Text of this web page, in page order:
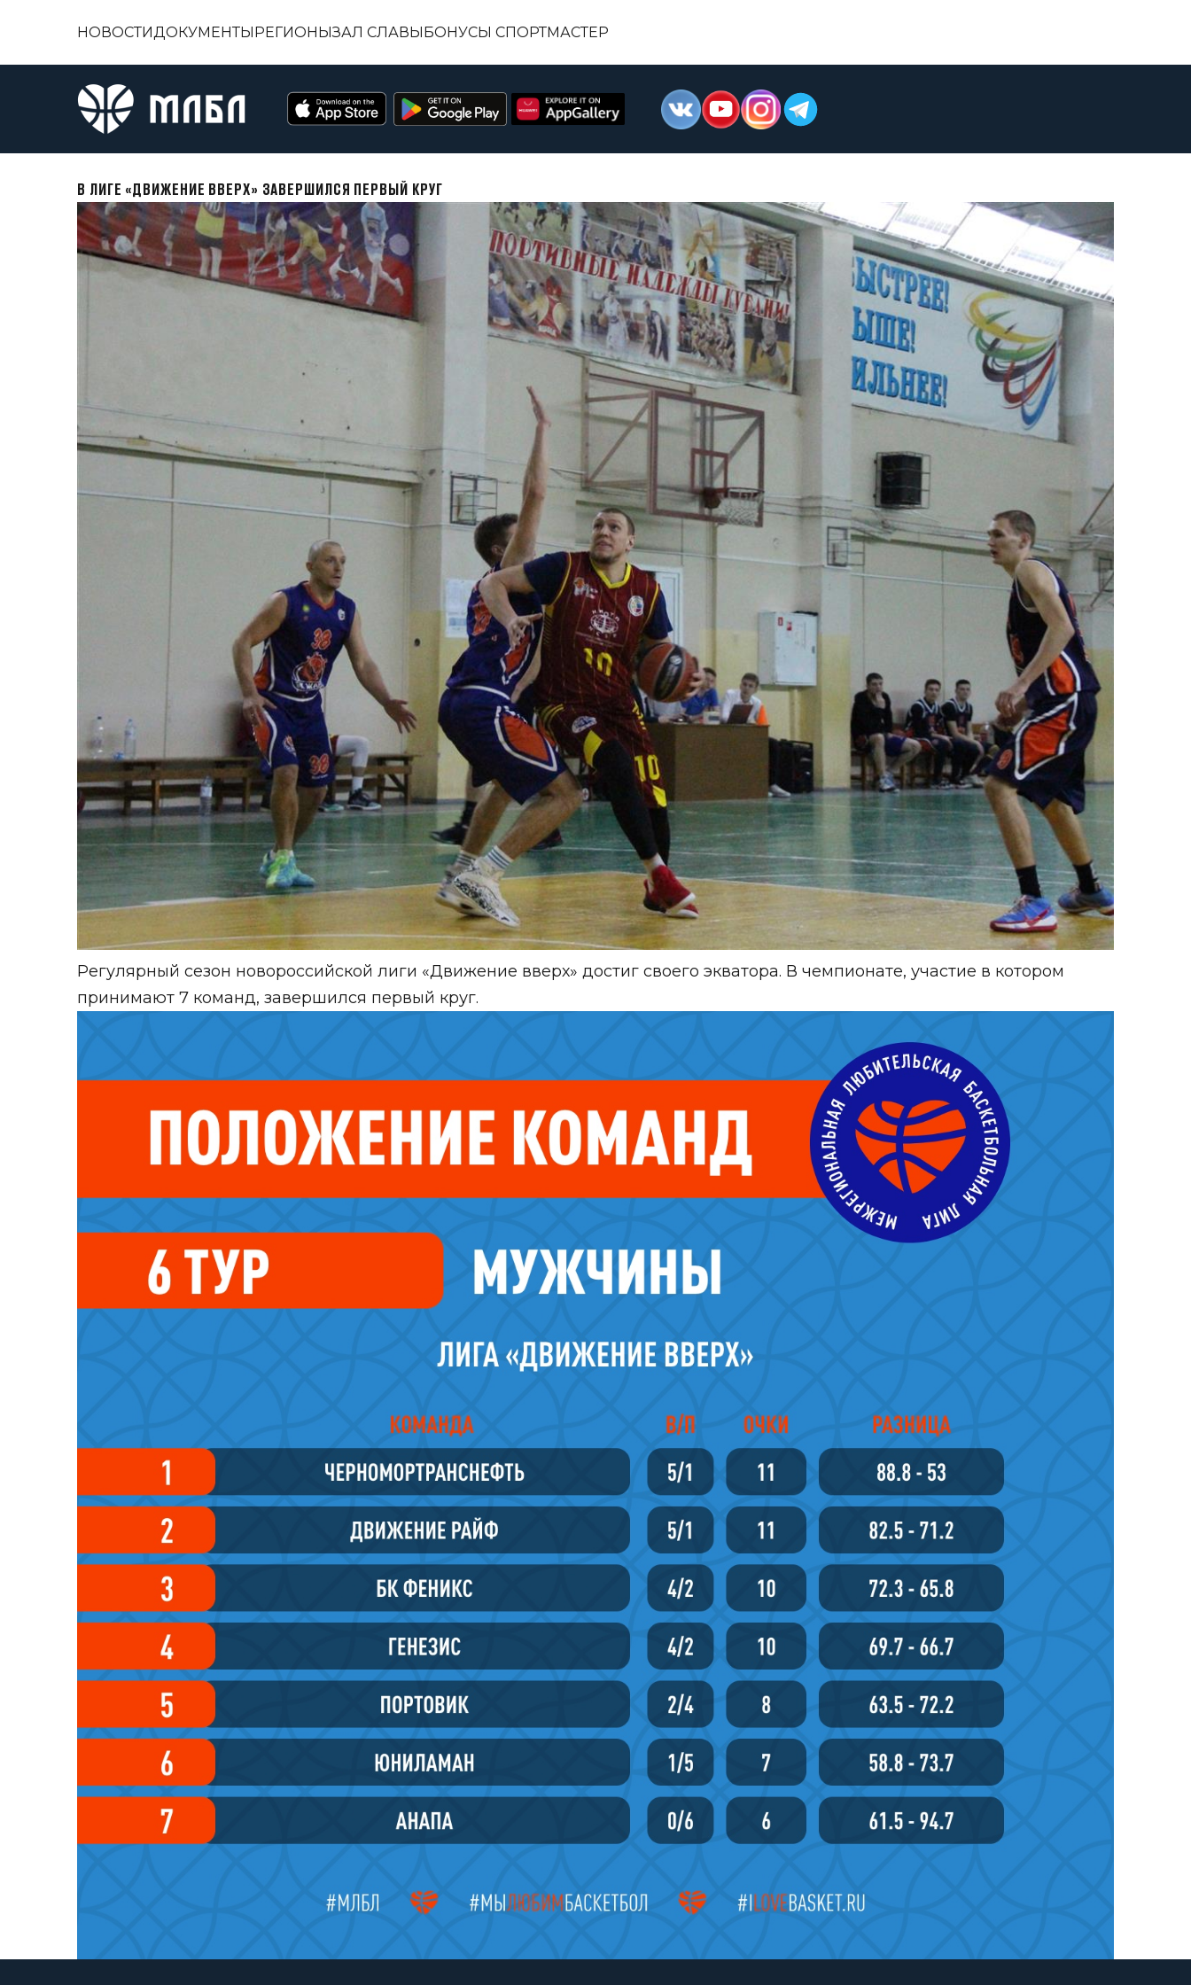
НОВОСТИДОКУМЕНТЫРЕГИОНЫЗАЛ СЛАВЫБОНУСЫ СПОРТМАСТЕР
В ЛИГЕ «ДВИЖЕНИЕ ВВЕРХ» ЗАВЕРШИЛСЯ ПЕРВЫЙ КРУГ
Регулярный сезон новороссийской лиги «Движение вверх» достиг своего экватора. В чемпионате, участие в котором
принимают 7 команд, завершился первый круг.